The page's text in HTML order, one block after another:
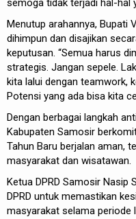
semoga tidak terjadi hal-hal
Menutup arahannya, Bupati
dihimpun dan disajikan
keputusan. “Semua harus
strategis. Jangan sepele.
kita lalui dengan teamwork,
Potensi yang ada bisa kita
Dengan berbagai langkah
Kabupaten Samosir
Tahun Baru berjalan aman,
masyarakat dan wisatawan.
Ketua DPRD Samosir
DPRD untuk memastikan
masyarakat selama periode